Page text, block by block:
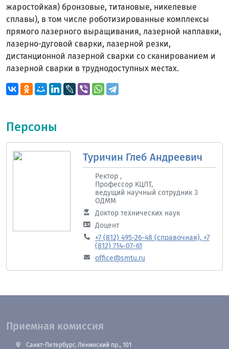
жаростойкая) бронзовые, титановые, никелевые
сплавы), в том числе роботизированные комплексы
прямого лазерного выращивания, лазерной наплавки,
лазерно-дуговой сварки, лазерной резки,
дистанционной лазерной сварки со сканированием и
лазерной сварки в труднодоступных местах.
Персоны
Туричин Глеб Андреевич
Ректор ,
Профессор КЦЛТ,
ведущий научный сотрудник 3
ОДММ
Доктор технических наук
Доцент
+7 (812) 495-26-48 (справочная), +7
(812) 714-07-61
office@smtu.ru
Приемная комиссия
Санкт-Петербург, Ленинский пр., 101